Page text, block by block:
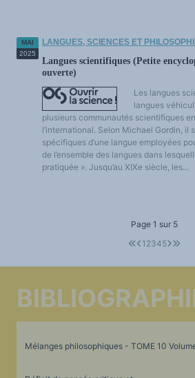
MAI
2025
LANGUES, SCIENCES ET
Langues scientifiques (Petite
ouverte)
Les langues
langues
plusieurs communautés scientifiques
l’international. Selon Michael Gordin, il
spécifiques d’une langue employées
de l’ensemble des langues dans
pratiquée ». Jusqu’au XIXe siècle, les...
Page 1 sur 5
1 2345
Mélanges philosophiques - TOME 10